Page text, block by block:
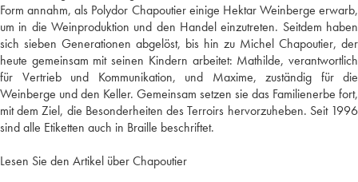
Form annahm, als Polydor Chapoutier einige Hektar Weinberge erwarb,
um in die Weinproduktion und den Handel einzutreten. Seitdem haben
sich sieben Generationen abgelöst, bis hin zu Michel Chapoutier, der
heute gemeinsam mit seinen Kindern arbeitet: Mathilde, verantwortlich
für Vertrieb und Kommunikation, und Maxime, zuständig für die
Weinberge und den Keller. Gemeinsam setzen sie das Familienerbe fort,
mit dem Ziel, die Besonderheiten des Terroirs hervorzuheben. Seit 1996
sind alle Etiketten auch in Braille beschriftet.
Lesen Sie den Artikel über Chapoutier